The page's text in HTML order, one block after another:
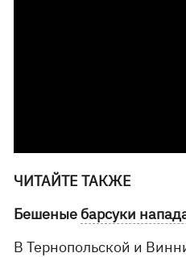
ЧИТАЙТЕ ТАКЖЕ
Бешеные барсуки
В Тернопольской и